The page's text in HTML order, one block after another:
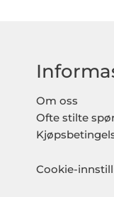
Om oss
Ofte stilte
Cookie-